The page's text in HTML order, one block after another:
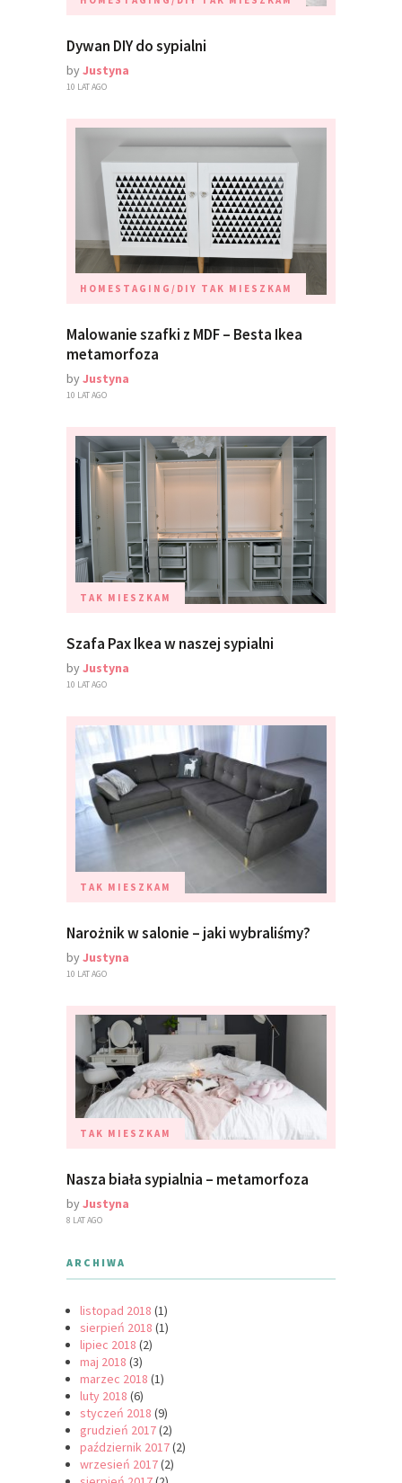
Dywan DIY do sypialni
byJustyna
10 LAT AGO
HOMESTAGING/DIY TAK MIESZKAM
Malowanie szafki z MDF – Besta Ikea
metamorfoza
byJustyna
10 LAT AGO
TAK MIESZKAM
Szafa Pax Ikea w naszej sypialni
byJustyna
10 LAT AGO
TAK MIESZKAM
Narożnik w salonie – jaki wybraliśmy?
byJustyna
10 LAT AGO
TAK MIESZKAM
Nasza biała sypialnia – metamorfoza
byJustyna
8 LAT AGO
ARCHIWA
listopad 2018 (1)
sierpień 2018 (1)
lipiec 2018 (2)
maj 2018 (3)
marzec 2018 (1)
luty 2018 (6)
styczeń 2018 (9)
grudzień 2017(2)
październik 2017(2)
wrzesień 2017(2)